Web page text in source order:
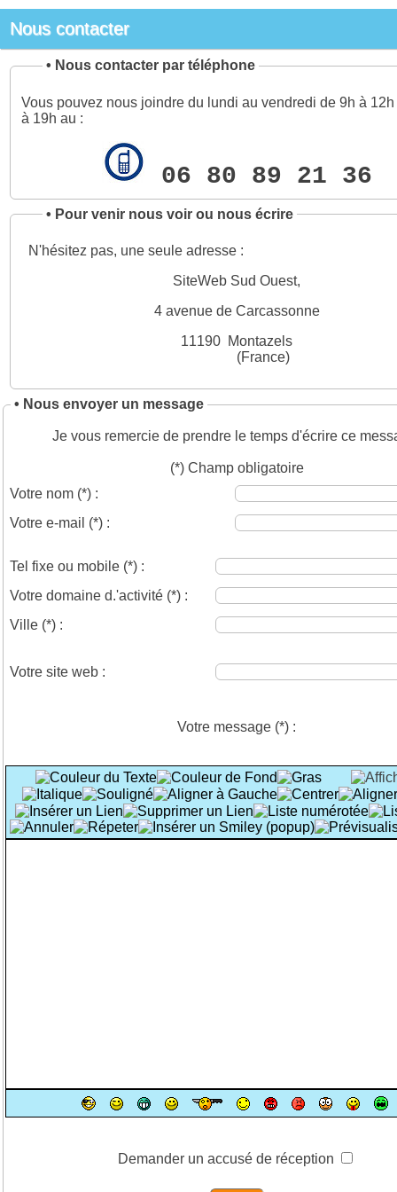
Nous contacter
• Nous contacter par téléphone
Vous pouvez nous joindre du lundi au vendredi de 9h à
à 19h au :
06 80 89 21 36
• Pour venir nous voir ou nous écrire
N'hésitez pas, une seule adresse :
SiteWeb Sud Ouest,
4 avenue de Carcassonne
11190 Montazels
(France)
• Nous envoyer un message
Je vous remercie de prendre le temps d'écrire ce
(*) Champ obligatoire
Votre nom (*) :
Votre e-mail (*) :
Tel fixe ou mobile (*) :
Votre domaine d.'activité (*) :
Ville (*) :
Votre site web :
Votre message (*) :
Demander un accusé de réception